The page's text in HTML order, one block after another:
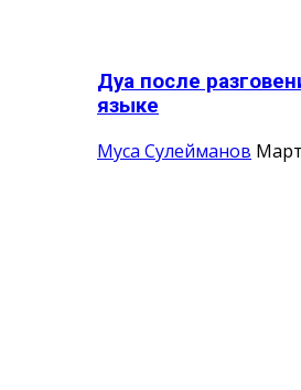
Дуа после
языке
Муса Сулейманов